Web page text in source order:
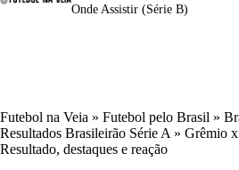
Onde Assistir (Série B)
Futebol na Veia » Futebol pelo Brasil »
Resultados Brasileirão Série A » Grêmio
Resultado, destaques e reação